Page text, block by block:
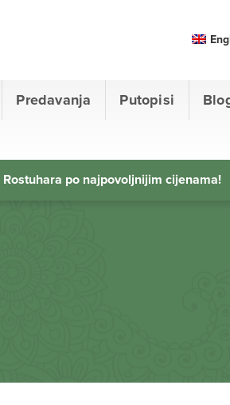
Predavanja Putopisi
po najpovoljnijim cijenama!